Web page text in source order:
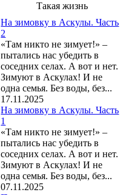
Такая жизнь
На зимовку в Аскулы. Часть
2
«Там никто не зимует!» –
пытались нас убедить в
соседних селах. А вот и нет.
Зимуют в Аскулах! И не
одна семья. Без воды, без...
17.11.2025
На зимовку в Аскулы. Часть
1
«Там никто не зимует!» –
пытались нас убедить в
соседних селах. А вот и нет.
Зимуют в Аскулах! И не
одна семья. Без воды, без...
07.11.2025